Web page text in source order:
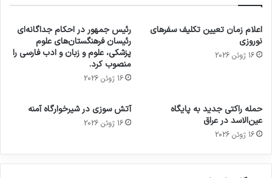
اعلام زمان تعیین تکلیف سفرهای
نوروزی
16 ژوئن 2026
رئیس جمهور در احکام جداگانه‌ای
رئیسان فرهنگستان‌های علوم
پزشکی، علوم و زبان و ادب فارسی را
منصوب کرد.
16 ژوئن 2026
حمله راکتی جدید به پایگاه
عین‌الاسد در عراق
16 ژوئن 2026
آتش سوزی در شیرخوارگاه آمنه
16 ژوئن 2026